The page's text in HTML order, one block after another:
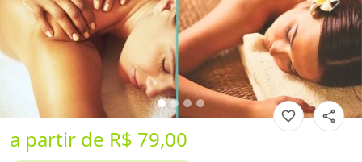
favorite_border share
Previous Next
a partir de R$ 79,00